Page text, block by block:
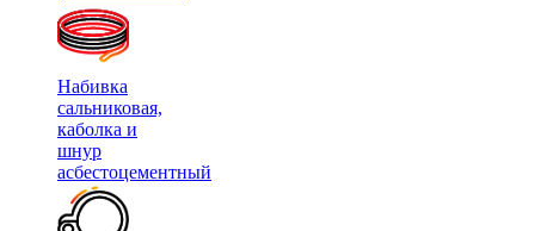
Набивка
сальниковая,
каболка и
шнур
асбестоцементный